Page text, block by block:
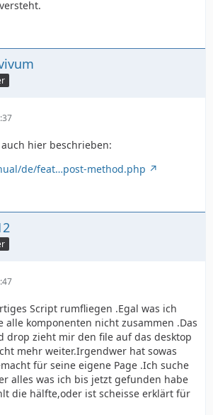
auch hier beschrieben:
de/feat…post-method.php
Script rumfliegen .Egal was ich
alle komponenten nicht zusammen .Das
drop zieht mir den file auf das desktop
mehr weiter.Irgendwer hat sowas
für seine eigene Page .Ich suche
alles was ich bis jetzt gefunden habe
die hälfte,oder ist scheisse erklärt für